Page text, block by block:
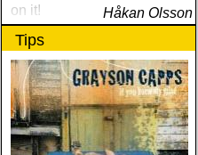
on it!
Håkan Olsson
Tips